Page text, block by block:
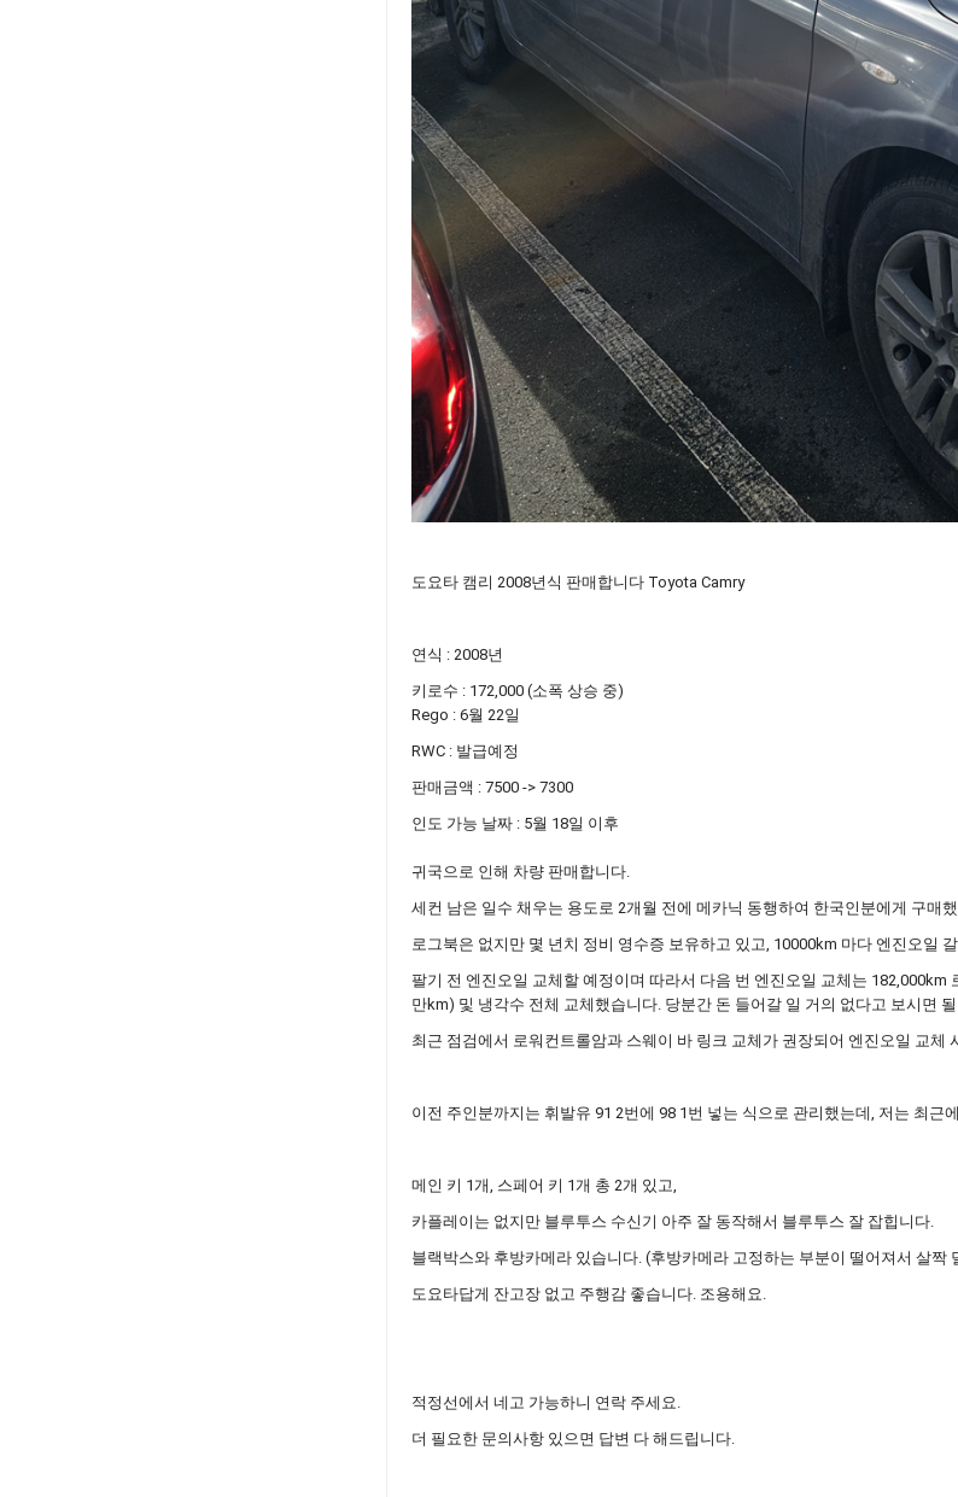
도요타 캠리 2008년식 판매합니다 Toyota Camry
연식 : 2008년
키로수 : 172,000 (소폭 상승 중)
Rego : 6월 22일
RWC : 발급예정
판매금액 : 7500 -> 7300
인도 가능 날짜 : 5월 18일 이후
귀국으로 인해 차량 판매합니다.
세컨 남은 일수 채우는 용도로 2개월 전에 메카닉 동행하여 한국인분에게 구매
로그북은 없지만 몇 년치 정비 영수증 보유하고 있고, 10000km 마다 엔진오일
팔기 전 엔진오일 교체할 예정이며 따라서 다음 번 엔진오일 교체는
만km) 및 냉각수 전체 교체했습니다. 당분간 돈 들어갈 일 거의 없다고 보시면
최근 점검에서 로워컨트롤암과 스웨이 바 링크 교체가 권장되어 엔진오일 교체
이전 주인분까지는 휘발유 91 2번에 98 1번 넣는 식으로 관리했는데, 저는 최근
메인 키 1개, 스페어 키 1개 총 2개 있고,
카플레이는 없지만 블루투스 수신기 아주 잘 동작해서 블루투스 잘 잡힙니다.
블랙박스와 후방카메라 있습니다. (후방카메라 고정하는 부분이 떨어져서 살짝
도요타답게 잔고장 없고 주행감 좋습니다. 조용해요.
적정선에서 네고 가능하니 연락 주세요.
더 필요한 문의사항 있으면 답변 다 해드립니다.